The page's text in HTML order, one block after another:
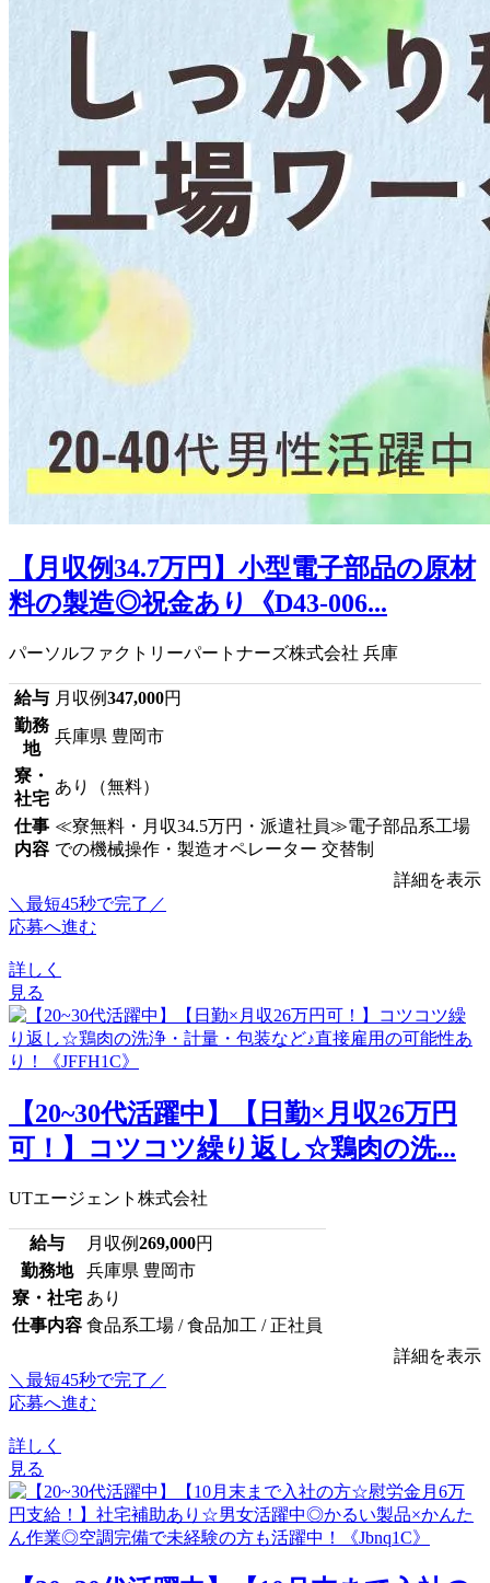
【月収例34.7万円】小型電子部品の原材
料の製造◎祝金あり《D43-006...
パーソルファクトリーパートナーズ株式会社 兵庫
給与 月収例347,000円
勤務
地
兵庫県 豊岡市
寮・
社宅
あり（無料）
仕事
内容
≪寮無料・月収34.5万円・派遣社員≫電子部品系工場
での機械操作・製造オペレーター 交替制
詳細を表示
＼最短45秒で完了／
応募へ進む
詳しく
見る
【20~30代活躍中】【日勤×月収26万円
可！】コツコツ繰り返し☆鶏肉の洗...
UTエージェント株式会社
給与 月収例269,000円
勤務地
兵庫県 豊岡市
寮・社宅 あり
仕事内容 食品系工場 / 食品加工 / 正社員
詳細を表示
＼最短45秒で完了／
応募へ進む
詳しく
見る